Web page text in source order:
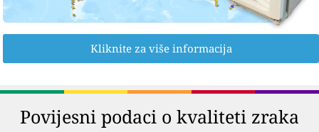
Kliknite za više informacija
Povijesni podaci o kvaliteti zraka